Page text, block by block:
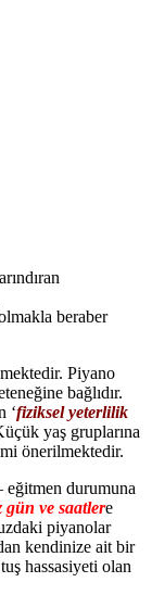
beraber
Piyano
bağlıdır.
‘fiziksel yeterlilik
yaş gruplarına
önerilmektedir.
durumuna
ve saatlere
piyanolar
kendinize ait bir
hassasiyeti olan